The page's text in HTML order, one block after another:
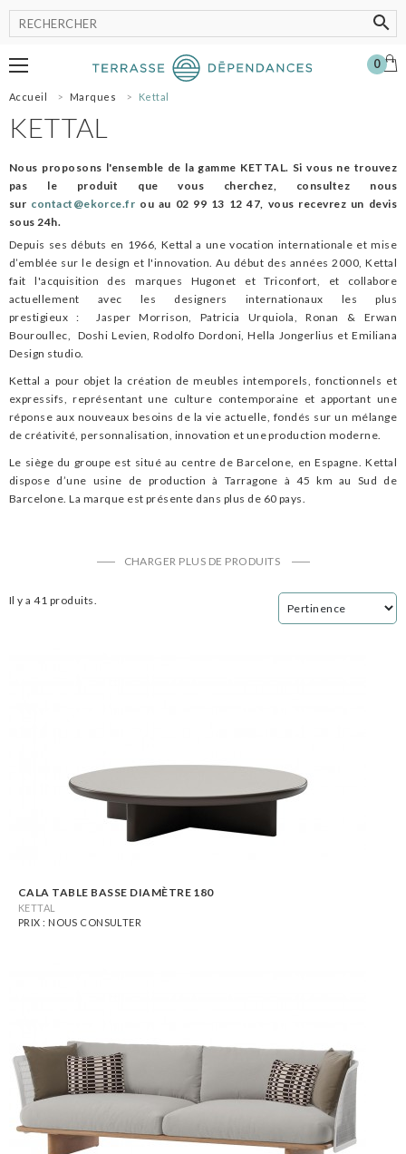
0
ACCESSOIRES
OMBRAGE
NOS MARQUES
PROFESSIONNELS
SE CONNECTER
0 MON PANIER
Accueil Marques Kettal
KETTAL
Nous proposons l'ensemble de la gamme KETTAL. Si vous ne trouvez
pas le produit que vous cherchez, consultez nous
sur contact@ekorce.fr ou au 02 99 13 12 47, vous recevrez un devis
sous 24h.
Depuis ses débuts en 1966, Kettal a une vocation internationale et mise
d’emblée sur le design et l'innovation. Au début des années 2000, Kettal
fait l'acquisition des marques Hugonet et Triconfort, et collabore
actuellement avec les designers internationaux les plus
prestigieux : Jasper Morrison, Patricia Urquiola, Ronan & Erwan
Bouroullec, Doshi Levien, Rodolfo Dordoni, Hella Jongerlius et Emiliana
Design studio.
Kettal a pour objet la création de meubles intemporels, fonctionnels et
expressifs, représentant une culture contemporaine et apportant une
réponse aux nouveaux besoins de la vie actuelle, fondés sur un mélange
de créativité, personnalisation, innovation et une production moderne.
Le siège du groupe est situé au centre de Barcelone, en Espagne. Kettal
dispose d’une usine de production à Tarragone à 45 km au Sud de
Barcelone. La marque est présente dans plus de 60 pays.
CHARGER PLUS DE PRODUITS
Il y a 41 produits.
CALA TABLE BASSE DIAMÈTRE 180
KETTAL
PRIX : NOUS CONSULTER